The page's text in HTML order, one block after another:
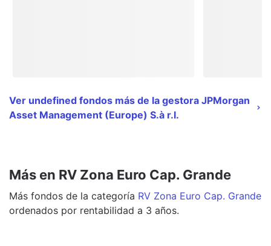
Ver undefined fondos más de la gestora JPMorgan
Asset Management (Europe) S.à r.l.
Más en RV Zona Euro Cap. Grande
Más fondos de la categoría RV Zona Euro Cap. Grande
ordenados por rentabilidad a 3 años.